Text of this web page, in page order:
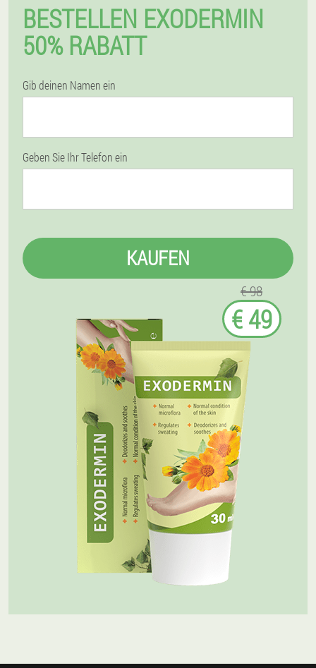
BESTELLEN EXODERMIN
50% RABATT
Gib deinen Namen ein
Geben Sie Ihr Telefon ein
KAUFEN
€ 98
€ 49